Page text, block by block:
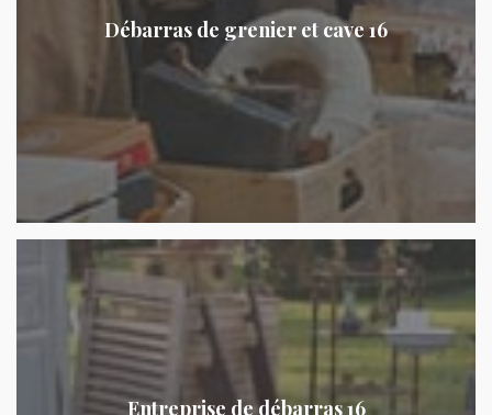
Débarras de grenier et cave 16
Entreprise de débarras 16